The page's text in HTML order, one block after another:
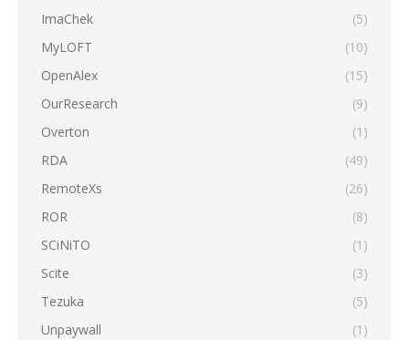
ImaChek
(5)
MyLOFT
(10)
OpenAlex
(15)
OurResearch
(9)
Overton
(1)
RDA
(49)
RemoteXs
(26)
ROR
(8)
SCiNiTO
(1)
Scite
(3)
Tezuka
(5)
Unpaywall
(1)